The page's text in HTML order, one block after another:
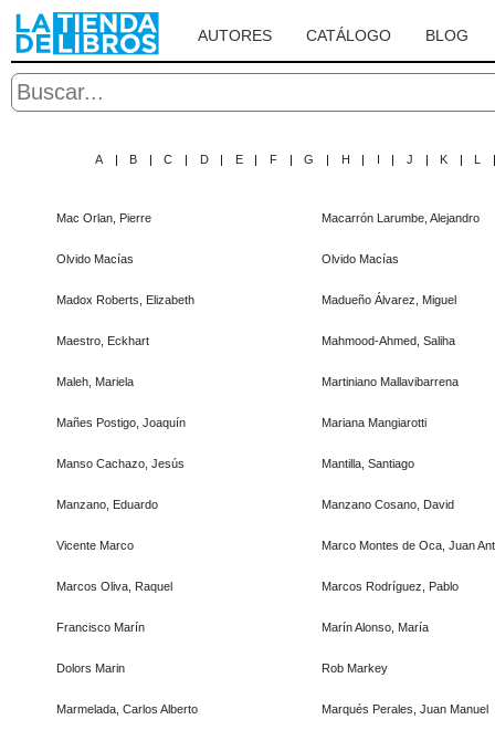
AUTORES CATÁLOGO BLOG
A | B | C | D | E | F | G | H | I | J | K | L
Mac Orlan, Pierre Macarrón Larumbe, Alejandro
Olvido Macías Olvido Macías
Madox Roberts, Elizabeth Madueño Álvarez, Miguel
Maestro, Eckhart Mahmood-Ahmed, Saliha
Maleh, Mariela Martiniano Mallavibarrena
Mañes Postigo, Joaquín Mariana Mangiarotti
Manso Cachazo, Jesús Mantilla, Santiago
Manzano, Eduardo Manzano Cosano, David
Vicente Marco Marco Montes de Oca, Juan
Marcos Oliva, Raquel Marcos Rodríguez, Pablo
Francisco Marín Marín Alonso, María
Dolors Marin Rob Markey
Marmelada, Carlos Alberto Marqués Perales, Juan Manuel